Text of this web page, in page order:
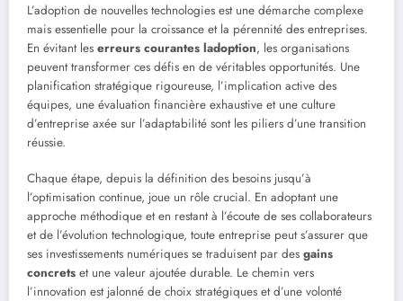
L’adoption de nouvelles technologies est une démarche complexe
mais essentielle pour la croissance et la pérennité des entreprises.
En évitant les erreurs courantes ladoption, les organisations
peuvent transformer ces défis en de véritables opportunités. Une
planification stratégique rigoureuse, l’implication active des
équipes, une évaluation financière exhaustive et une culture
d’entreprise axée sur l’adaptabilité sont les piliers d’une transition
réussie.
Chaque étape, depuis la définition des besoins jusqu’à
l’optimisation continue, joue un rôle crucial. En adoptant une
approche méthodique et en restant à l’écoute de ses collaborateurs
et de l’évolution technologique, toute entreprise peut s’assurer que
ses investissements numériques se traduisent par des gains
concrets et une valeur ajoutée durable. Le chemin vers
l’innovation est jalonné de choix stratégiques et d’une volonté